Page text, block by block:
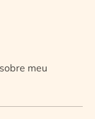
meu